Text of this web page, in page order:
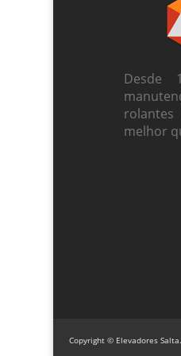
Desde
melhor
Copyright © Elevadores